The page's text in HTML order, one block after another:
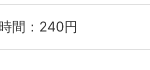
間：240円